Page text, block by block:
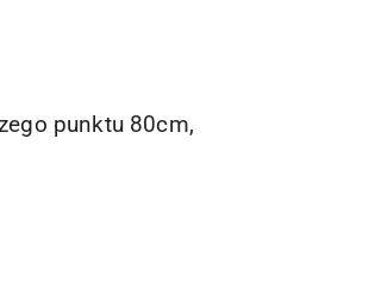
punktu 80cm,